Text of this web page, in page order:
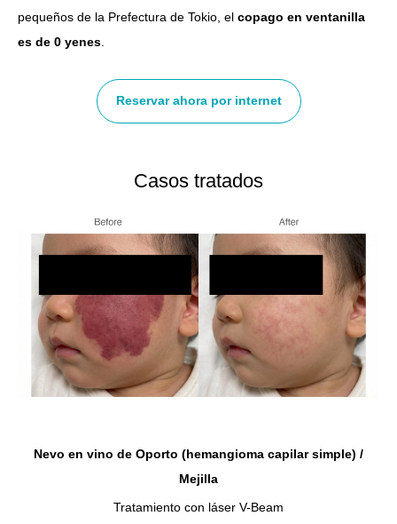
pequeños de la Prefectura de Tokio, el copago en ventanilla
es de 0 yenes
Reservar ahora por internet
Casos tratados
Nevo en vino de Oporto (hemangioma capilar simple) /
Mejilla
Tratamiento con láser V-Beam